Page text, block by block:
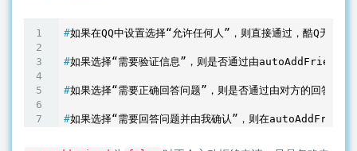
#如果在QQ中设置选择“允许任何人”，则直接通过，酷Q无法干
#如果选择“需要验证信息”，则是否通过由autoAddFriend设
#如果选择“需要正确回答问题”，则是否通过由对方的回答决定
#如果选择“需要回答问题并由我确认”，则在autoAddFriend